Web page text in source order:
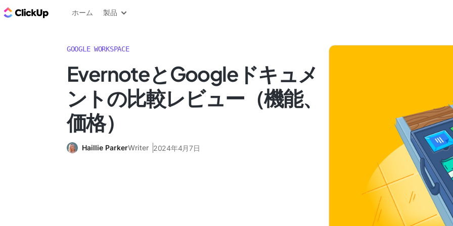
ClickUp ブログ
ホーム 製品
GOOGLE WORKSPACE
EvernoteとGoogleドキュメ
ントの比較レビュー（機能、
価格）
Haillie ParkerWriter 2024年4月7日